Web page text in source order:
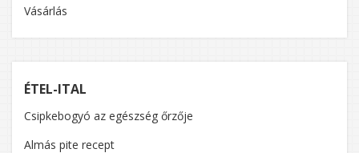
Vásárlás
ÉTEL-ITAL
Csipkebogyó az egészség őrzője
Almás pite recept